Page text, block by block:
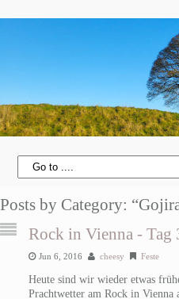
Posts by Category:
Rock in Vienna - Tag
Jun 6, 2016 cheesy Feste
Heute sind wir wieder etwas
Prachtwetter am Rock in